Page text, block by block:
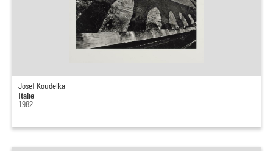
Josef Koudelka
Italie
1982